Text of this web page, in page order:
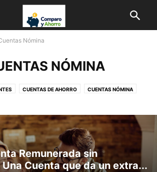
Nómina
NÓMINA
CUENTAS DE AHORRO CUENTAS NÓMINA
Remunerada sin
Cuenta que da un extra...